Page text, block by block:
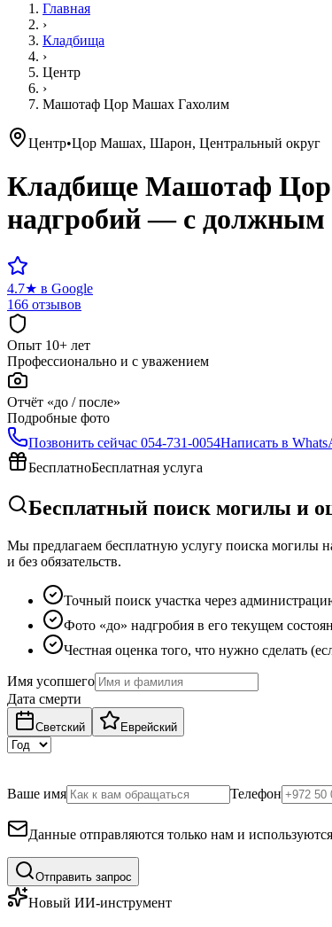
Главная
›
Кладбища
›
Центр
›
Машотаф Цор Машах Гахолим
Центр•Цор Машах, Шарон, Центральный округ
Кладбище Машотаф
надгробий — с должным
4.7★ в Google
166 отзывов
Опыт 10+ лет
Профессионально и с уважением
Отчёт «до / после»
Подробные фото
Позвонить сейчас 054-731-0054Написать в
БесплатноБесплатная услуга
Бесплатный поиск могилы и
Мы предлагаем бесплатную услугу поиска могилы
и без обязательств.
Точный поиск участка через
Фото «до» надгробия в его текущем
Честная оценка того, что нужно сделать
Имя усопшего
Дата смерти
Светский Еврейский
Ваше имя Телефон
Данные отправляются только нам и
Отправить запрос
Новый ИИ-инструмент